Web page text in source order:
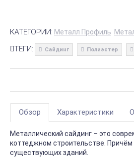
КАТЕГОРИИ: Металл Профиль
ТЕГИ: Сайдинг Полиэстер
Обзор Характеристики
Металлический сайдинг – это
коттеджном строительстве. Причём
существующих зданий.